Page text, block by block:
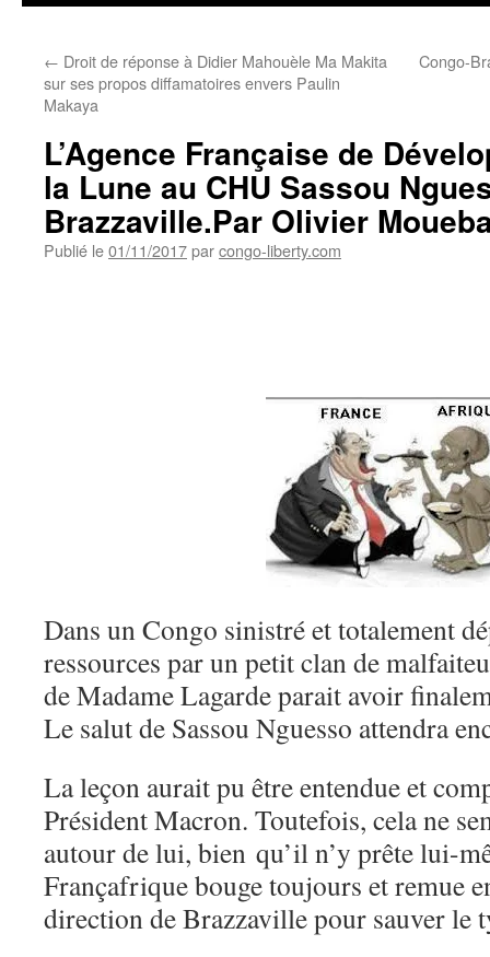
← Droit de réponse à Didier Mahouèle Ma Makita
sur ses propos diffamatoires envers Paulin
Makaya
Congo-
L’Agence Française de
la Lune au CHU Sassou
Brazzaville.Par Olivier
Publié le01/11/2017parcongo-liberty.com
Dans un Congo sinistré et totalement
ressources par un petit clan de
de Madame Lagarde parait avoir
Le salut de Sassou Nguesso attendra
La leçon aurait pu être entendue et
Président Macron. Toutefois, cela ne
autour de lui, bien qu’il n’y prête lui-
Françafrique bouge toujours et remue
direction de Brazzaville pour sauver le